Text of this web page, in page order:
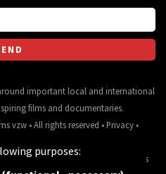
important local and international
films and documentaries.
vzw • All rights reserved • Privacy•
data and images:
General terms
purposes: